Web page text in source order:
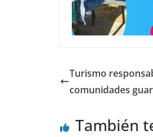
Turismo
comunidades
También